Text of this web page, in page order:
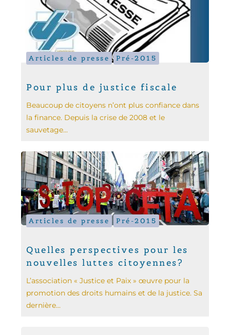
Articles de presse Pré-2015
Pour plus de justice fiscale
Beaucoup de citoyens n’ont plus confiance dans
la finance. Depuis la crise de 2008 et le
sauvetage...
Articles de presse Pré-2015
Quelles perspectives pour les
nouvelles luttes citoyennes?
L’association « Justice et Paix » œuvre pour la
promotion des droits humains et de la justice. Sa
dernière...